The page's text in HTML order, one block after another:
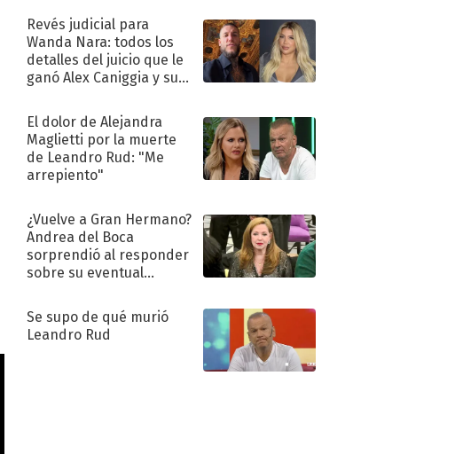
Revés judicial para
Wanda Nara: todos los
detalles del juicio que le
ganó Alex Caniggia y sus
El dolor de Alejandra
Maglietti por la muerte
de Leandro Rud: "Me
arrepiento"
¿Vuelve a Gran Hermano?
Andrea del Boca
sorprendió al responder
sobre su eventual
Se supo de qué murió
Leandro Rud